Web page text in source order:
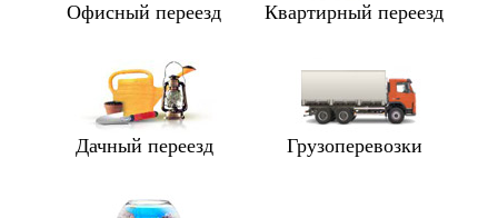
Офисный переезд Квартирный переезд
Дачный переезд Грузоперевозки